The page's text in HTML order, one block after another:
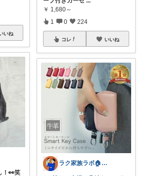
いね
！👀笑
￥ 1,680～
1 0 224
コレ いいね
ラク家族ラボ🏠️30代子育てパパルーム